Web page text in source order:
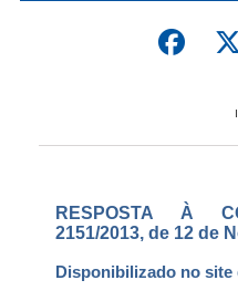
RESPOSTA À
2151/2013, de 12 de
Disponibilizado no site